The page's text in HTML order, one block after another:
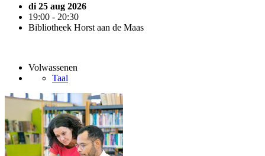
di 25 aug 2026
19:00 - 20:30
Bibliotheek Horst aan de Maas
Volwassenen
Taal